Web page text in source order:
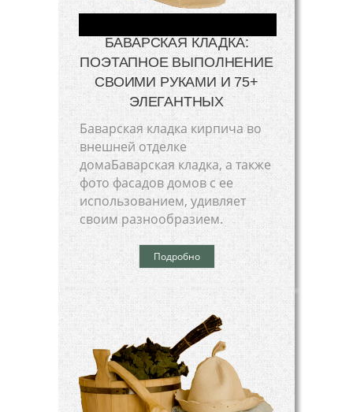
БАВАРСКАЯ КЛАДКА:
ПОЭТАПНОЕ ВЫПОЛНЕНИЕ
СВОИМИ РУКАМИ И 75+
ЭЛЕГАНТНЫХ
Баварская кладка кирпича во
внешней отделке
домаБаварская кладка, а также
фото фасадов домов с ее
использованием, удивляет
своим разнообразием.
Подробно